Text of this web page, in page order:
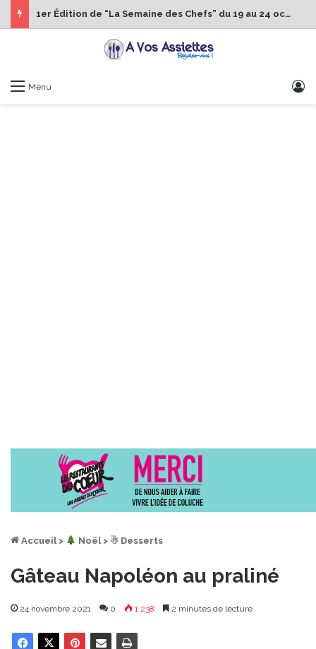
1er Édition de “La Semaine des Chefs” du 19 au 24 octobre 2026
Menu
Accueil > ︎ Noël > ☃ Desserts
Gâteau Napoléon au praliné
24 novembre 2021 0 1 238 2 minutes de lecture